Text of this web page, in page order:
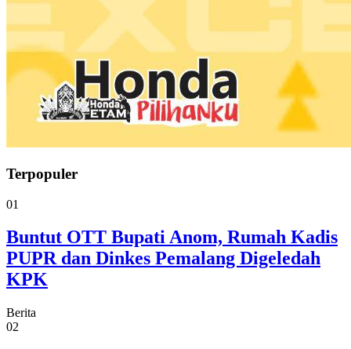
Terpopuler
01
Buntut OTT Bupati Anom, Rumah Kadis
PUPR dan Dinkes Pemalang Digeledah
KPK
Berita
02